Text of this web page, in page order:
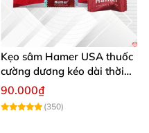
Kẹo sâm Hamer USA thuốc
cường dương kéo dài thời
gian ông ngậm bà khen
90.000₫
(350)